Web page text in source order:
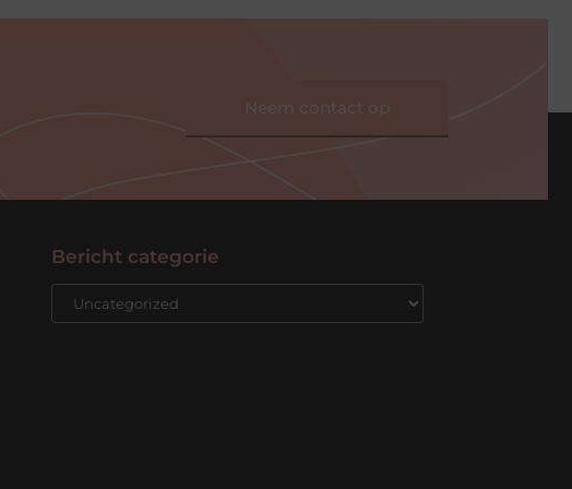
Neem contact op
Bericht categorie